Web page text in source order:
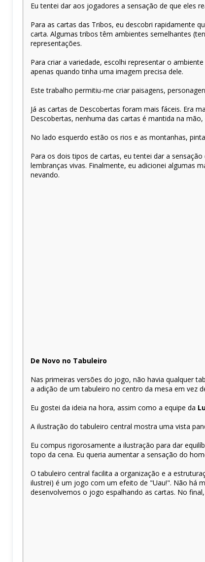
Eu tentei dar aos jogadores a sensação de que eles
Para as cartas das Tribos, eu descobri rapidamente
carta. Algumas tribos têm ambientes semelhantes
representações.
Para criar a variedade, escolhi representar o
apenas quando tinha uma imagem precisa dele.
Este trabalho permitiu-me criar paisagens,
Já as cartas de Descobertas foram mais fáceis. Era
Descobertas, nenhuma das cartas é mantida na
No lado esquerdo estão os rios e as montanhas,
Para os dois tipos de cartas, eu tentei dar a
lembranças vivas. Finalmente, eu adicionei algumas
nevando.
De Novo no Tabuleiro
Nas primeiras versões do jogo, não havia qualquer
a adição de um tabuleiro no centro da mesa em vez
Eu gostei da ideia na hora, assim como a equipe da
A ilustração do tabuleiro central mostra uma vista
Eu compus rigorosamente a ilustração para dar
topo da cena. Eu queria aumentar a sensação do
O tabuleiro central facilita a organização e a
ilustrei) é um jogo com um efeito de "Uau!". Não há
desenvolvemos o jogo espalhando as cartas. No